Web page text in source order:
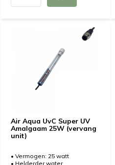
Air Aqua UvC Super UV
Amalgaam 25W (vervang
unit)
• Vermogen: 25 watt
• Helderder water